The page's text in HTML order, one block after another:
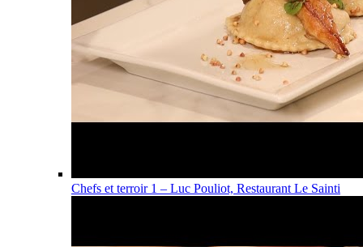
Chefs et terroir 1 – Luc Pouliot, Restaurant Le Sainti